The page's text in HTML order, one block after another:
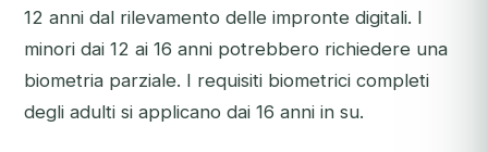
12 anni dal rilevamento delle impronte digitali. I
minori dai 12 ai 16 anni potrebbero richiedere una
biometria parziale. I requisiti biometrici completi
degli adulti si applicano dai 16 anni in su.